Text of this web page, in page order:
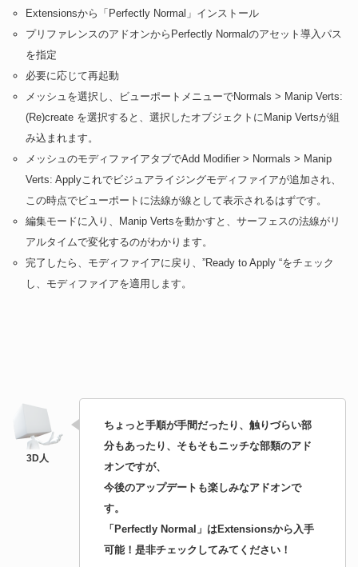
Extensionsから「Perfectly Normal」インストール
プリファレンスのアドオンからPerfectly Normalのアセット導入パス
を指定
必要に応じて再起動
メッシュを選択し、ビューポートメニューでNormals > Manip Verts:
(Re)create を選択すると、選択したオブジェクトにManip Vertsが組
み込まれます。
メッシュのモディファイアタブでAdd Modifier > Normals > Manip
Verts: Applyこれでビジュアライジングモディファイアが追加され、
この時点でビューポートに法線が線として表示されるはずです。
編集モードに入り、Manip Vertsを動かすと、サーフェスの法線がリ
アルタイムで変化するのがわかります。
完了したら、モディファイアに戻り、”Ready to Apply “をチェック
し、モディファイアを適用します。
ちょっと手順が手間だったり、触りづらい部
分もあったり、そもそもニッチな部類のアド
オンですが、
今後のアップデートも楽しみなアドオンで
す。
「Perfectly Normal」はExtensionsから入手
可能！是非チェックしてみてください！